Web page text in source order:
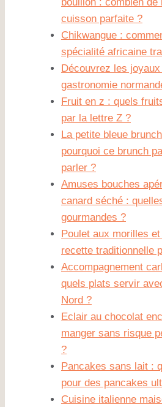
cuisson parfaite ?
Chikwangue :
spécialité africaine
Découvrez les
gastronomie
Fruit en z : quels
par la lettre Z ?
La petite bleue
pourquoi ce brunch
parler ?
Amuses bouches
canard séché :
gourmandes ?
Poulet aux morilles
recette traditionnelle
Accompagnement
quels plats servir
Nord ?
Eclair au chocolat
manger sans risque
?
Pancakes sans lait :
pour des pancakes
Cuisine italienne